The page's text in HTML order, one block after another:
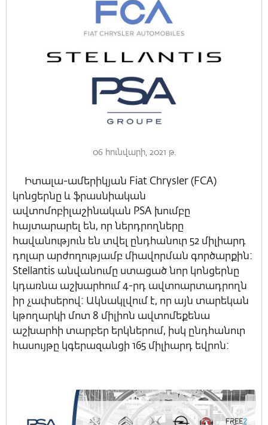
06 հունվարի, 2021 թ.
Իտալա-ամերիկյան Fiat Chrysler (FCA)
կոնցերնը և ֆրասնիական
ավտոմոբիլաշինական PSA խումբը
հայտարարել են, որ ներդրողները
հավանություն են տվել ընդհանուր 52 միլիարդ
դոլար արժողությամբ միավորման գործարքին:
Stellantis անվանումը ստացած նոր կոնցերնը
կդառնա աշխարհում 4-րդ ավտոարտադրողն
իր չափսերով: Ակնակլվում է, որ այն տարեկան
կթողարկի մոտ 8 միլիոն ավտոմեքենա
աշխարհի տարբեր երկներում, իսկ ընդհանուր
հասույթը կգերազանցի 165 միլիարդ եվրոն: